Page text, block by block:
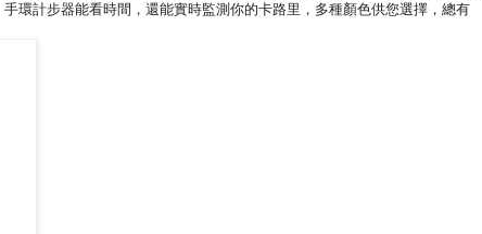
環計步器能看時間，還能實時監測你的卡路里，多種顏色供您選擇，總有